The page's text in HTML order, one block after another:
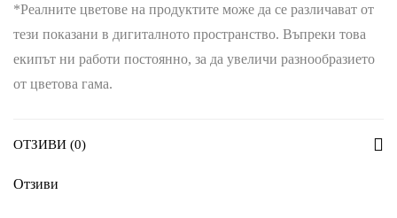
*Реалните цветове на продуктите може да се различават от
тези показани в дигиталното пространство. Въпреки това
екипът ни работи постоянно, за да увеличи разнообразието
от цветова гама.
ОТЗИВИ (0)
Отзиви